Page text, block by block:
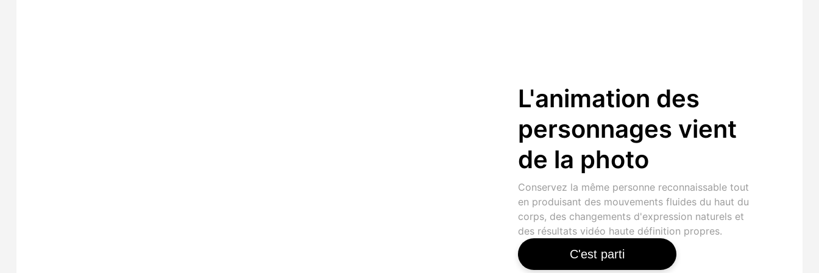
L'animation des
personnages vient
de la photo
Conservez la même personne reconnaissable tout
en produisant des mouvements fluides du haut du
corps, des changements d'expression naturels et
des résultats vidéo haute définition propres.
C'est parti